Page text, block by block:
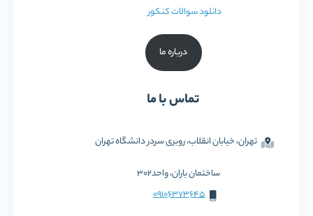
دانلود سوالات کنکور
درباره ما
تماس با ما
تهران، خیابان انقلاب، روبری سردر دانشگاه تهران
ساختمان باران، واحد302
09106373645